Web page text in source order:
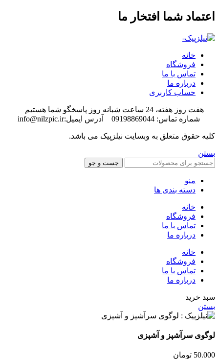
اعتماد شما افتخار ما
خانه
فروشگاه
تماس با ما
درباره ما
حساب کاربری
هفت روز هفته، 24 ساعت شبانه روز پاسخگو شما هستیم
شماره تماس: 09198869044 آدرس ایمیل:info@nilzpic.ir
کلیه حقوق متعلق به وبسایت نیلزپیک می باشد.
بستن
جست و جو
منو
دسته بندی ها
خانه
فروشگاه
تماس با ما
درباره ما
خانه
فروشگاه
تماس با ما
درباره ما
سبد خرید
بستن
لوگوی سرآشپز و آشپزی
50.000 تومان